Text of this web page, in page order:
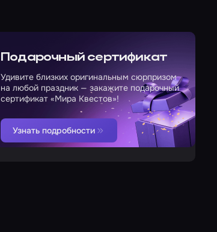
Подарочный сертификат
Удивите близких оригинальным сюрпризом
на любой праздник — закажите подарочный
сертификат «Мира Квестов»!
Узнать подробности